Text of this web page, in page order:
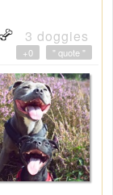
3 doggies
" quote "
+0